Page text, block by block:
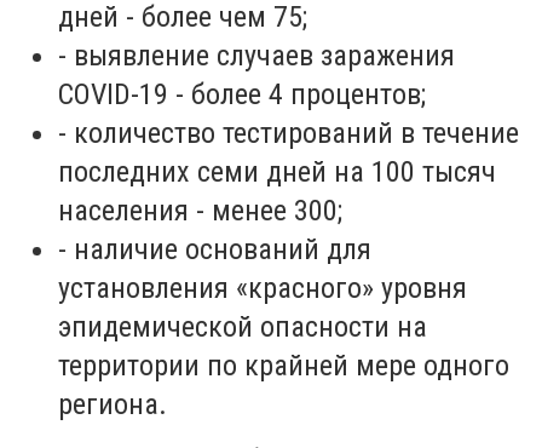
дней - более чем 75;
- выявление случаев заражения
COVID-19 - более 4 процентов;
- количество тестирований в течение
последних семи дней на 100 тысяч
населения - менее 300;
- наличие оснований для
установления «красного» уровня
эпидемической опасности на
территории по крайней мере одного
региона.